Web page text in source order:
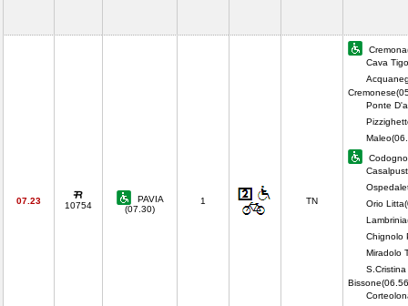
07.23 10754
PAVIA
(07.30)
1 TN
Cava
Ponte
Orio
Chignolo
Miradolo
S.Cristina